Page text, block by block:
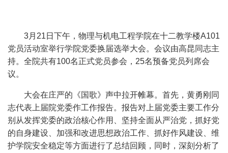
3月21日下午，物理与机电工程学院在十二教学楼A101
党员活动室举行学院党委换届选举大会。会议由高昆同志主
持。全院共有100名正式党员参会，25名预备党员列席会
议。
大会在庄严的《国歌》声中拉开帷幕。首先，黄勇刚同
志代表上届院党委作工作报告。报告对上届党委主要工作分
别从发挥党委的政治核心作用、坚持全面从严治党，抓好党
的自身建设、加强和改进思想政治工作、抓好作风建设、维
护学院安全稳定等方面进行了总结回顾，同时，深刻分析了